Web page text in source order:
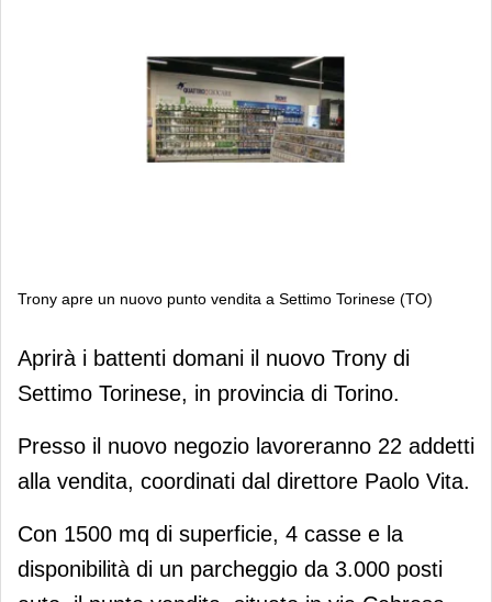
Trony apre un nuovo punto vendita a Settimo Torinese (TO)
Trony apre un nuovo punto vendita a
Settimo Torinese (TO)
Aprirà i battenti domani il nuovo Trony di
Settimo Torinese, in provincia di Torino.
Presso il nuovo negozio lavoreranno 22 addetti
alla vendita, coordinati dal direttore Paolo Vita.
Con 1500 mq di superficie, 4 casse e la
disponibilità di un parcheggio da 3.000 posti